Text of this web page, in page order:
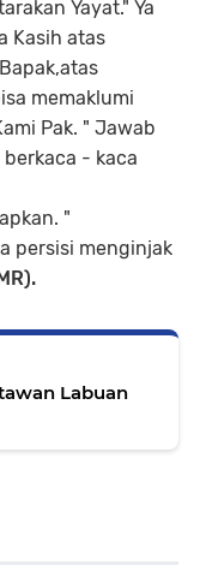
Yayat." Ya
Kasih atas
memaklumi
Pak. " Jawab
- kaca
"
persisi menginjak
Labuan